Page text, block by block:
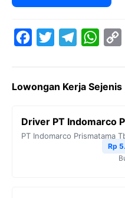
e
o
t
e
e
r
W
t
A
y
i
n
Lowongan Kerja Sejenis
Driver PT Indomarco
PT Indomarco Prismatama
Rp